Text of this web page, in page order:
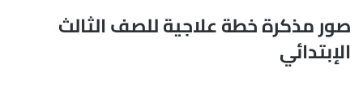
صور مذكرة خطة علاجية للصف الثالث
الإبتدائي